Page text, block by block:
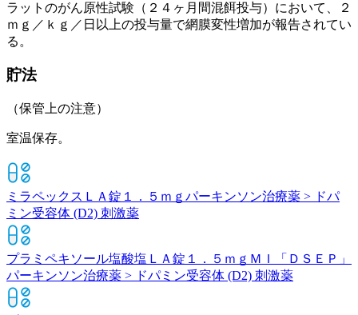
ラットのがん原性試験（２４ヶ月間混餌投与）において、２
ｍｇ／ｋｇ／日以上の投与量で網膜変性増加が報告されてい
る。
貯法
（保管上の注意）
室温保存。
ミラペックスＬＡ錠１．５ｍｇ パーキンソン治療薬 > ドパ
ミン受容体 (D2) 刺激薬
プラミペキソール塩酸塩ＬＡ錠１．５ｍｇＭＩ「ＤＳＥＰ」
パーキンソン治療薬 > ドパミン受容体 (D2) 刺激薬